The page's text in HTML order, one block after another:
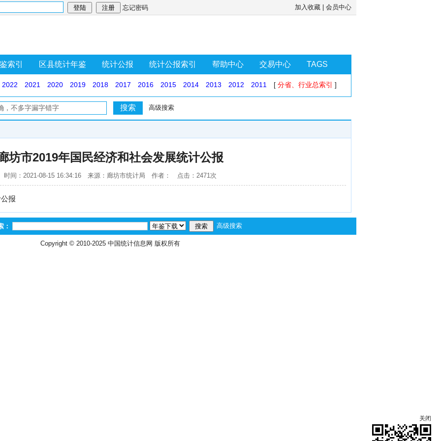
忘记密码 加入收藏 会员中心
索引 区县统计年鉴 统计公报 统计公报索引 帮助中心 交易中心 TAGS
2022 2021 2020 2019 2018 2017 2016 2015 2014 2013 2012 2011 [ 分省、行业总索引 ]
高级搜索
坊市2019年国民经济和社会发展统计公报
时间：2021-08-15 16:34:16 来源：廊坊市统计局 作者： 点击：2471次
报
： 高级搜索
Copyright © 2010-2025 中国统计信息网 版权所有
关闭